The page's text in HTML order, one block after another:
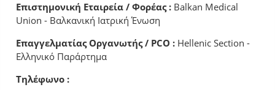
Επιστημονική Εταιρεία / Φορέας : Balkan Medical
Union - Βαλκανική Ιατρική Ένωση
Επαγγελματίας Οργανωτής / PCO : Hellenic Section -
Ελληνικό Παράρτημα
Τηλέφωνο :